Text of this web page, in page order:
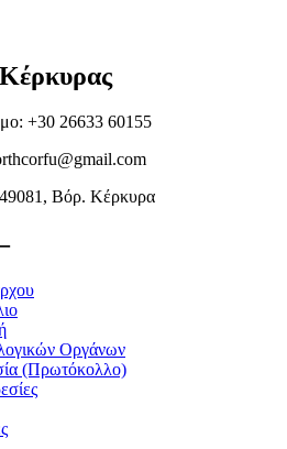
Κέρκυρας
+30 26633 60155
Βόρ. Κέρκυρα
Οργάνων
(Πρωτόκολλο)